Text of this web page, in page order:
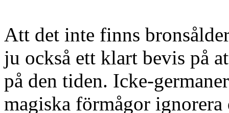
Att det inte finns
ju också ett klart bevis på
på den tiden. Icke-
magiska förmågor